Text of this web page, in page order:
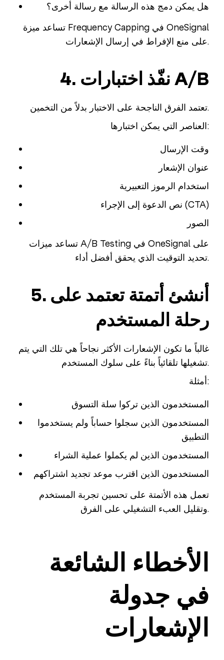
هل يمكن دمج هذه الرسالة مع رسالة أخرى؟
تساعد ميزة Frequency Capping في OneSignal
على منع الإفراط في إرسال الإشعارات.
4. نفّذ اختبارات A/B
تعتمد الفرق الناجحة على الاختبار بدلاً من التخمين.
العناصر التي يمكن اختبارها:
وقت الإرسال
عنوان الإشعار
استخدام الرموز التعبيرية
نص الدعوة إلى الإجراء (CTA)
الصور
تساعد ميزات A/B Testing في OneSignal على
تحديد التوقيت الذي يحقق أفضل أداء.
5. أنشئ أتمتة تعتمد على
رحلة المستخدم
غالباً ما تكون الإشعارات الأكثر نجاحاً هي تلك التي يتم
تشغيلها تلقائياً بناءً على سلوك المستخدم.
أمثلة:
المستخدمون الذين تركوا سلة التسوق
المستخدمون الذين سجلوا حساباً ولم يستخدموا
التطبيق
المستخدمون الذين لم يكملوا عملية الشراء
المستخدمون الذين اقترب موعد تجديد اشتراكهم
تعمل هذه الأتمتة على تحسين تجربة المستخدم
وتقليل العبء التشغيلي على الفرق.
الأخطاء الشائعة
في جدولة
الإشعارات